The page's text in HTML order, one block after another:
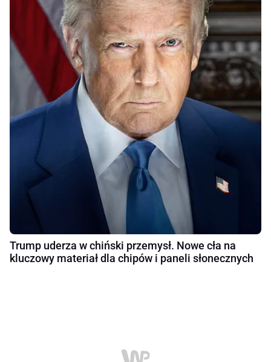
Trump uderza w chiński przemysł. Nowe cła na
kluczowy materiał dla chipów i paneli słonecznych